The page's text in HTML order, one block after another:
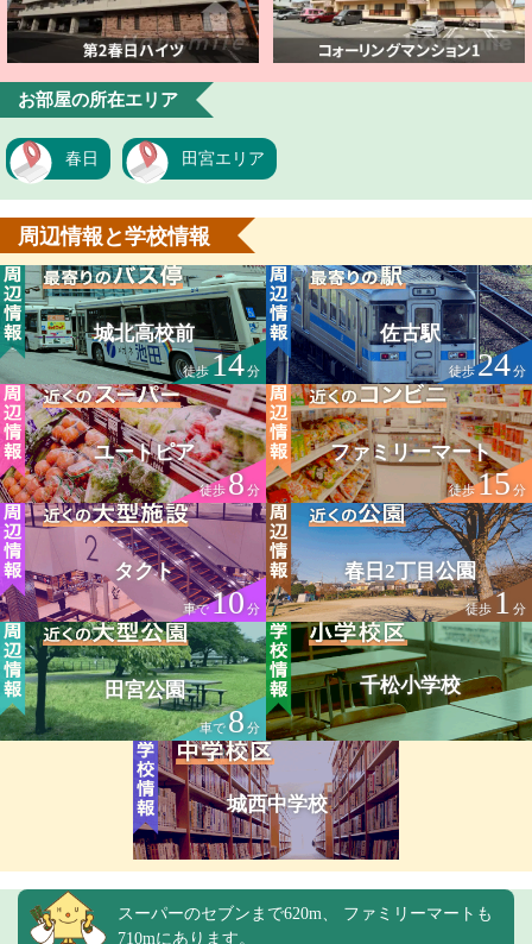
お部屋の所在エリア
春日 田宮エリア
周辺情報と学校情報
城北高校前
徒歩14分
佐古駅
徒歩24分
ユートピア
徒歩8分
ファミリーマート
徒歩15分
タクト
車で10分
春日2丁目公園
徒歩1 分
田宮公園
車で8 分
千松小学校
城西中学校
スーパーのセブンまで620m、 ファミリーマートも
710mにあります。